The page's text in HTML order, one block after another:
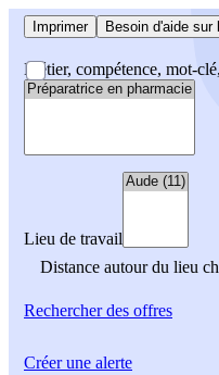
Imprimer Besoin d'aide sur
Métier, compétence, mot-
Lieu de travail
Distance autour du lieu
Rechercherdes offres
Créer une alerte